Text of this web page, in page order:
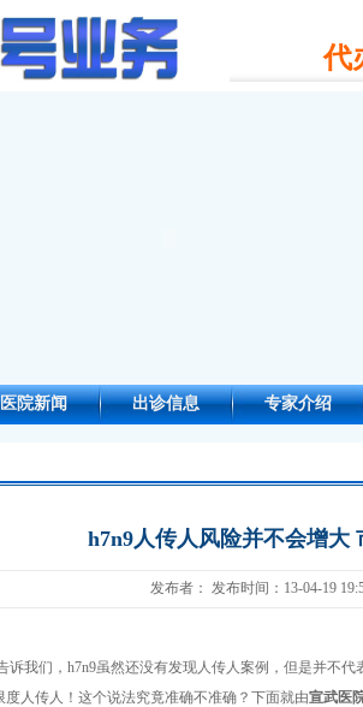
代
医院新闻 出诊信息 专家介绍
h7n9人传人风险并不会增大
发布者： 发布时间：13-04-19
诉我们，h7n9虽然还没有发现人传人案例，但是并不
度人传人！这个说法究竟准确不准确？下面就由宣武医